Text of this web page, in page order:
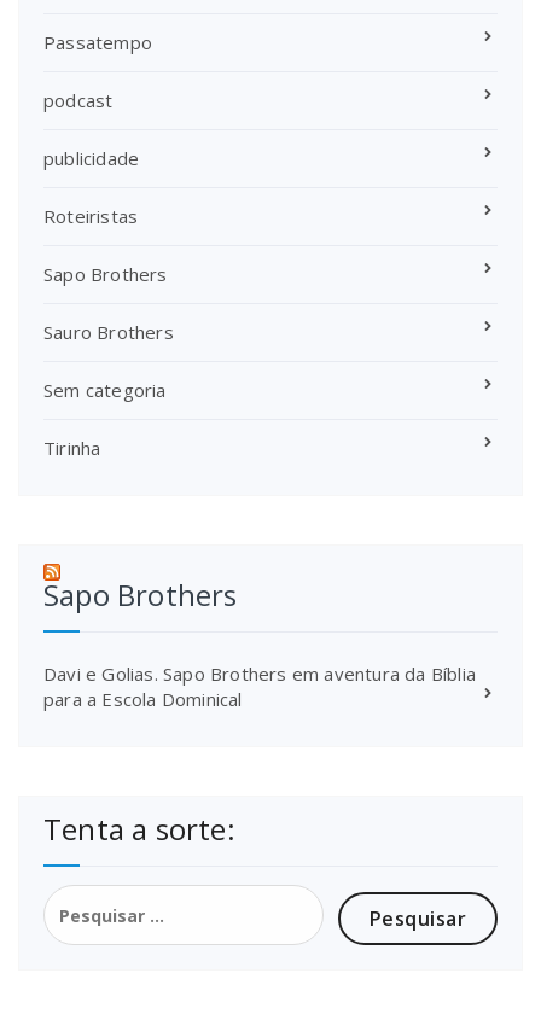
Passatempo
podcast
publicidade
Roteiristas
Sapo Brothers
Sauro Brothers
Sem categoria
Tirinha
Sapo Brothers
Davi e Golias. Sapo Brothers em aventura da Bíblia
para a Escola Dominical
Tenta a sorte:
Pesquisar
por: